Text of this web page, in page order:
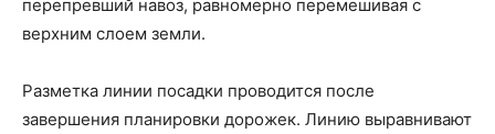
перепревший навоз, равномерно перемешивая с
верхним слоем земли.
Разметка линии посадки проводится после
завершения планировки дорожек. Линию выравнивают